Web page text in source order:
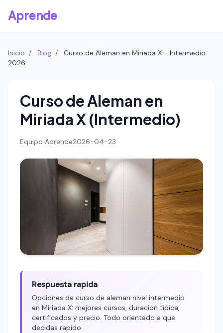
Aprende
Inicio / Blog /
Curso de Aleman en Miriada X - Intermedio
2026
Curso de Aleman en
Miriada X (Intermedio)
Equipo Aprende2026-04-23
Respuesta rapida
Opciones de curso de aleman nivel intermedio
en Miriada X: mejores cursos, duracion tipica,
certificados y precio. Todo orientado a que
decidas rapido.